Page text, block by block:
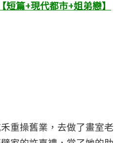
短篇+現代都市+姐弟戀】
重操舊業，去做了畫室老